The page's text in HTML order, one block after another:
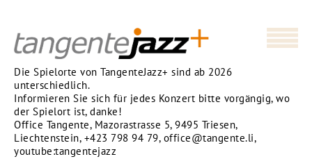
Die Spielorte von TangenteJazz+ sind ab 2026
unterschiedlich.
Informieren Sie sich für jedes Konzert bitte vorgängig, wo
der Spielort ist, danke!
Office Tangente, Mazorastrasse 5, 9495 Triesen,
Liechtenstein, +423 798 94 79, office@tangente.li,
youtube:tangentejazz